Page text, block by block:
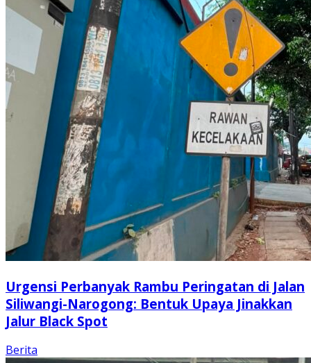
Urgensi Perbanyak Rambu Peringatan di Jalan
Siliwangi-Narogong: Bentuk Upaya Jinakkan
Jalur Black Spot
Berita